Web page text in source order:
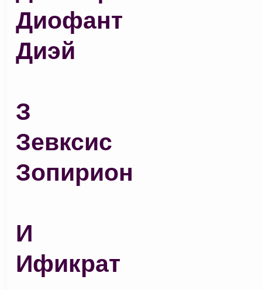
Диофант
Диэй
З
Зевксис
Зопирион
И
Ификрат